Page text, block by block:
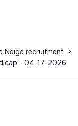
Neige recruitment
>
- 04-17-2026